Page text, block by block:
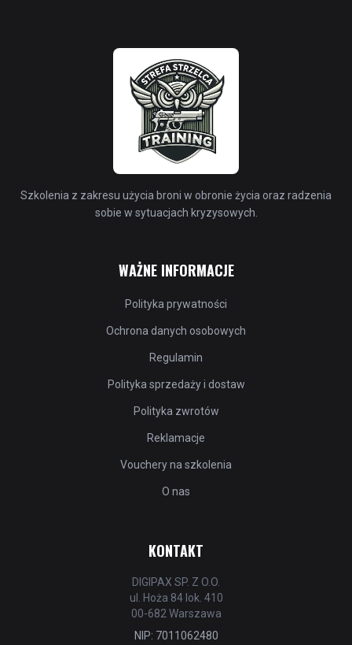
Szkolenia z zakresu użycia broni w obronie życia oraz radzenia
sobie w sytuacjach kryzysowych.
WAŻNE INFORMACJE
Polityka prywatności
Ochrona danych osobowych
Regulamin
Polityka sprzedaży i dostaw
Polityka zwrotów
Reklamacje
Vouchery na szkolenia
O nas
KONTAKT
DIGIPAX SP. Z O.O.
ul. Hoża 84 lok. 410
00-682 Warszawa
NIP: 7011062480